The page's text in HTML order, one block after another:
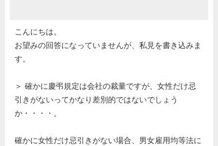
こんにちは。
お望みの回答になっていませんが、私見を書き込みま
す。
＞ 確かに慶弔規定は会社の裁量ですが、女性だけ忌
引きがないってかなり差別的ではないでしょう
か・・・・。
確かに女性だけ忌引きがない場合、男女雇用均等法に